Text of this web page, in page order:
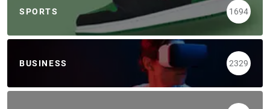
SPORTS 1694
BUSINESS 2329